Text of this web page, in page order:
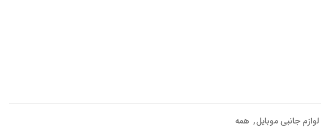
لوازم جانبی موبایل, همه